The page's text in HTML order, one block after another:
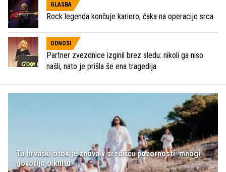
GLASBA
Rock legenda končuje kariero, čaka na operacijo srca
ODNOSI
Partner zvezdnice izginil brez sledu: nikoli ga niso
našli, nato je prišla še ena tragedija
Ta hrvaški otok je znova v središču pozornosti: mnogi
govorijo o kultu